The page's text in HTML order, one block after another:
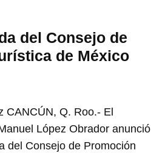
del Consejo de
de México
CANCÚN, Q. Roo.- El
López Obrador anunció
del Consejo de Promoción